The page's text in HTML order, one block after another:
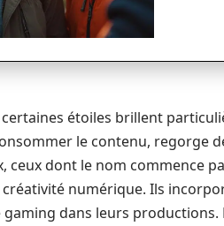
certaines étoiles brillent
le contenu, regorge
ceux dont le nom commence
numérique. Ils
gaming dans leurs